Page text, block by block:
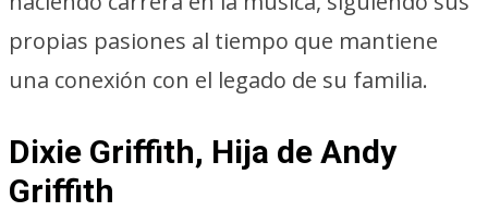
propias pasiones al tiempo que mantiene
una conexión con el legado de su familia.
Dixie Griffith, Hija de Andy
Griffith